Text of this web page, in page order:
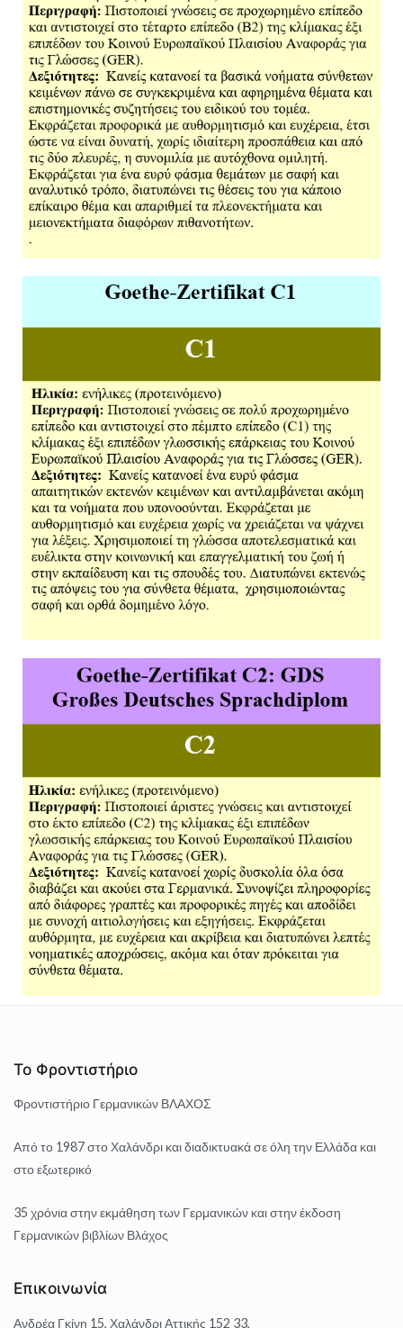
Το Φροντιστήριο
Φροντιστήριο Γερμανικών ΒΛΑΧΟΣ
Από το 1987 στο Χαλάνδρι και διαδικτυακά σε όλη την Ελλάδα και
στο εξωτερικό
35 χρόνια στην εκμάθηση των Γερμανικών και στην έκδοση
Γερμανικών βιβλίων Βλάχος
Επικοινωνία
Ανδρέα Γκίνη 15, Χαλάνδρι Αττικής 152 33,